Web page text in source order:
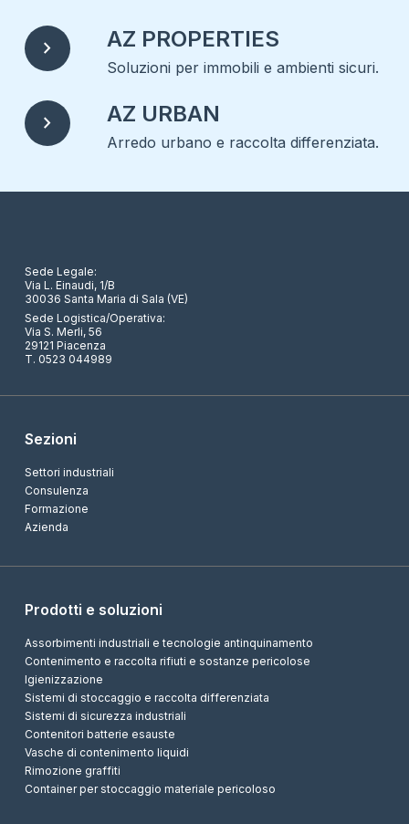
chevron_right AZ PROPERTIES
Soluzioni per immobili e ambienti sicuri.
chevron_right AZ URBAN
Arredo urbano e raccolta differenziata.
Sede Legale:
Via L. Einaudi, 1/B
30036 Santa Maria di Sala (VE)
Sede Logistica/Operativa:
Via S. Merli, 56
29121 Piacenza
T. 0523 044989
Sezioni
Settori industriali
Consulenza
Formazione
Azienda
Prodotti e soluzioni
Assorbimenti industriali e tecnologie antinquinamento
Contenimento e raccolta rifiuti e sostanze pericolose
Igienizzazione
Sistemi di stoccaggio e raccolta differenziata
Sistemi di sicurezza industriali
Contenitori batterie esauste
Vasche di contenimento liquidi
Rimozione graffiti
Container per stoccaggio materiale pericoloso